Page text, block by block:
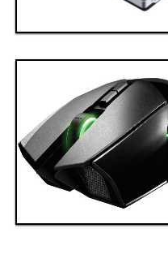
Linh kiện 6
Linh kiện 9
Giá: 6,000,000 VND
Xem chi tiết
Đặt hàng
Thanh toán ngay